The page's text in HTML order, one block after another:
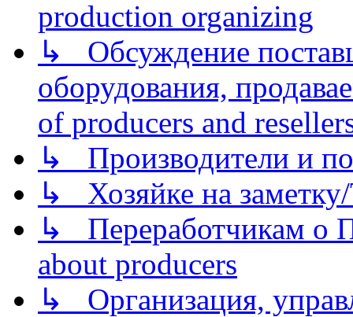
production organizing
↳ Обсуждение
оборудования,
of producers and
↳ Производители и
↳ Хозяйке на
↳ Переработчикам о
about producers
↳ Организация,